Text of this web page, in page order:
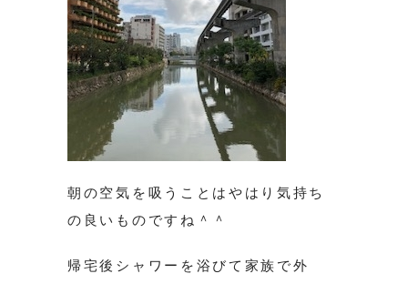
朝の空気を吸うことはやはり気持ち
の良いものですね＾＾
帰宅後シャワーを浴びて家族で外